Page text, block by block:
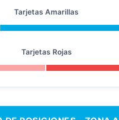
Tarjetas Amarillas
Tarjetas Rojas